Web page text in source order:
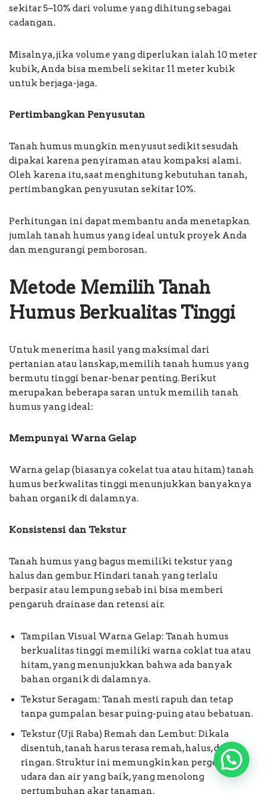
sekitar 5–10% dari volume yang dihitung sebagai
cadangan.
Misalnya, jika volume yang diperlukan ialah 10 meter
kubik, Anda bisa membeli sekitar 11 meter kubik
untuk berjaga-jaga.
Pertimbangkan Penyusutan
Tanah humus mungkin menyusut sedikit sesudah
dipakai karena penyiraman atau kompaksi alami.
Oleh karena itu, saat menghitung kebutuhan tanah,
pertimbangkan penyusutan sekitar 10%.
Perhitungan ini dapat membantu anda menetapkan
jumlah tanah humus yang ideal untuk proyek Anda
dan mengurangi pemborosan.
Metode Memilih Tanah
Humus Berkualitas Tinggi
Untuk menerima hasil yang maksimal dari
pertanian atau lanskap, memilih tanah humus yang
bermutu tinggi benar-benar penting. Berikut
merupakan beberapa saran untuk memilih tanah
humus yang ideal:
Mempunyai Warna Gelap
Warna gelap (biasanya cokelat tua atau hitam) tanah
humus berkwalitas tinggi menunjukkan banyaknya
bahan organik di dalamnya.
Konsistensi dan Tekstur
Tanah humus yang bagus memiliki tekstur yang
halus dan gembur. Hindari tanah yang terlalu
berpasir atau lempung sebab ini bisa memberi
pengaruh drainase dan retensi air.
Tampilan Visual Warna Gelap: Tanah humus
berkualitas tinggi memiliki warna coklat tua atau
hitam, yang menunjukkan bahwa ada banyak
bahan organik di dalamnya.
Tekstur Seragam: Tanah mesti rapuh dan tetap
tanpa gumpalan besar puing-puing atau bebatuan.
Tekstur (Uji Raba) Remah dan Lembut: Dikala
disentuh, tanah harus terasa remah, halus, dan
ringan. Struktur ini memungkinkan pergerakan
udara dan air yang baik, yang menolong
pertumbuhan akar tanaman.